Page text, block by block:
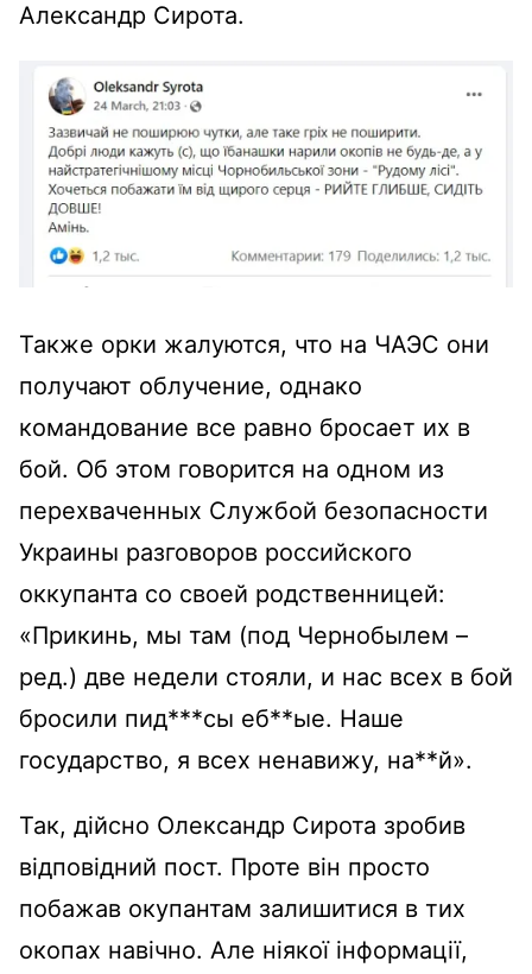
Александр Сирота.
Также орки жалуются, что на ЧАЭС они
получают облучение, однако
командование все равно бросает их в
бой. Об этом говорится на одном из
перехваченных Службой безопасности
Украины разговоров российского
оккупанта со своей родственницей:
«Прикинь, мы там (под Чернобылем –
ред.) две недели стояли, и нас всех в бой
бросили пид***сы еб**ые. Наше
государство, я всех ненавижу, на**й».
Так, дійсно Олександр Сирота зробив
відповідний пост. Проте він просто
побажав окупантам залишитися в тих
окопах навічно. Але ніякої інформації,